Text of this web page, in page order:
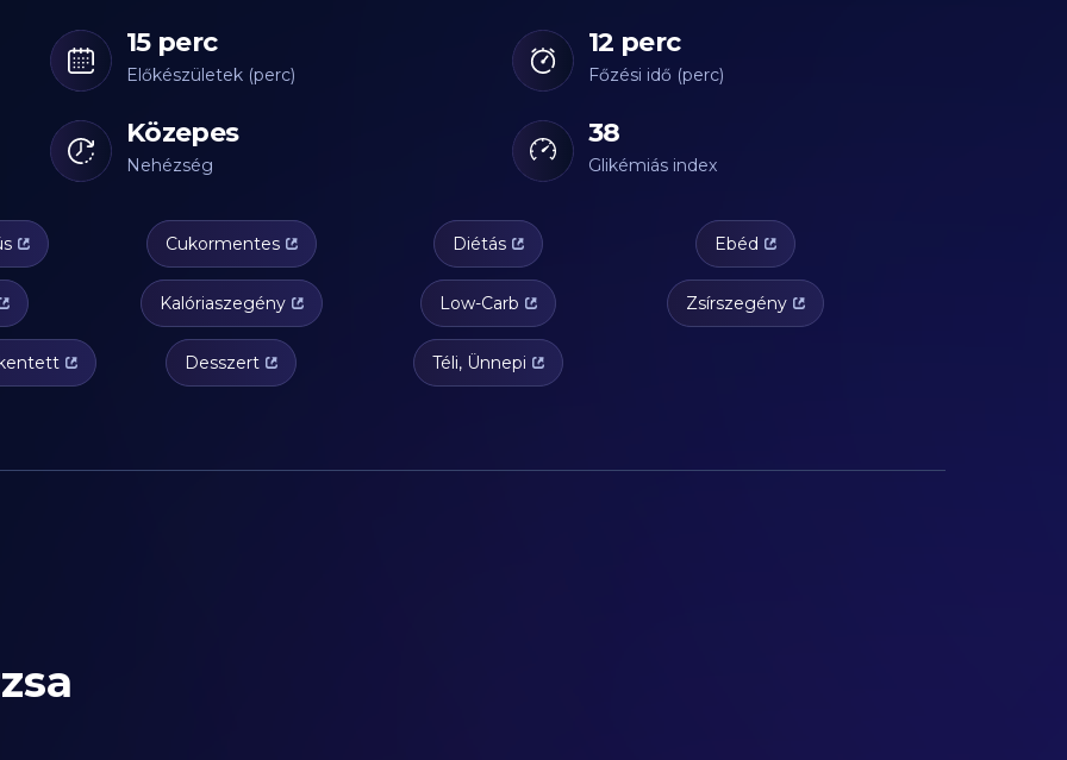
15 perc
Előkészületek (perc)
12 perc
Főzési idő (perc)
Közepes
Nehézség
38
Glikémiás index
Cukormentes Diétás Ebéd
Kalóriaszegény Low-Carb Zsírszegény
Desszert Téli, Ünnepi